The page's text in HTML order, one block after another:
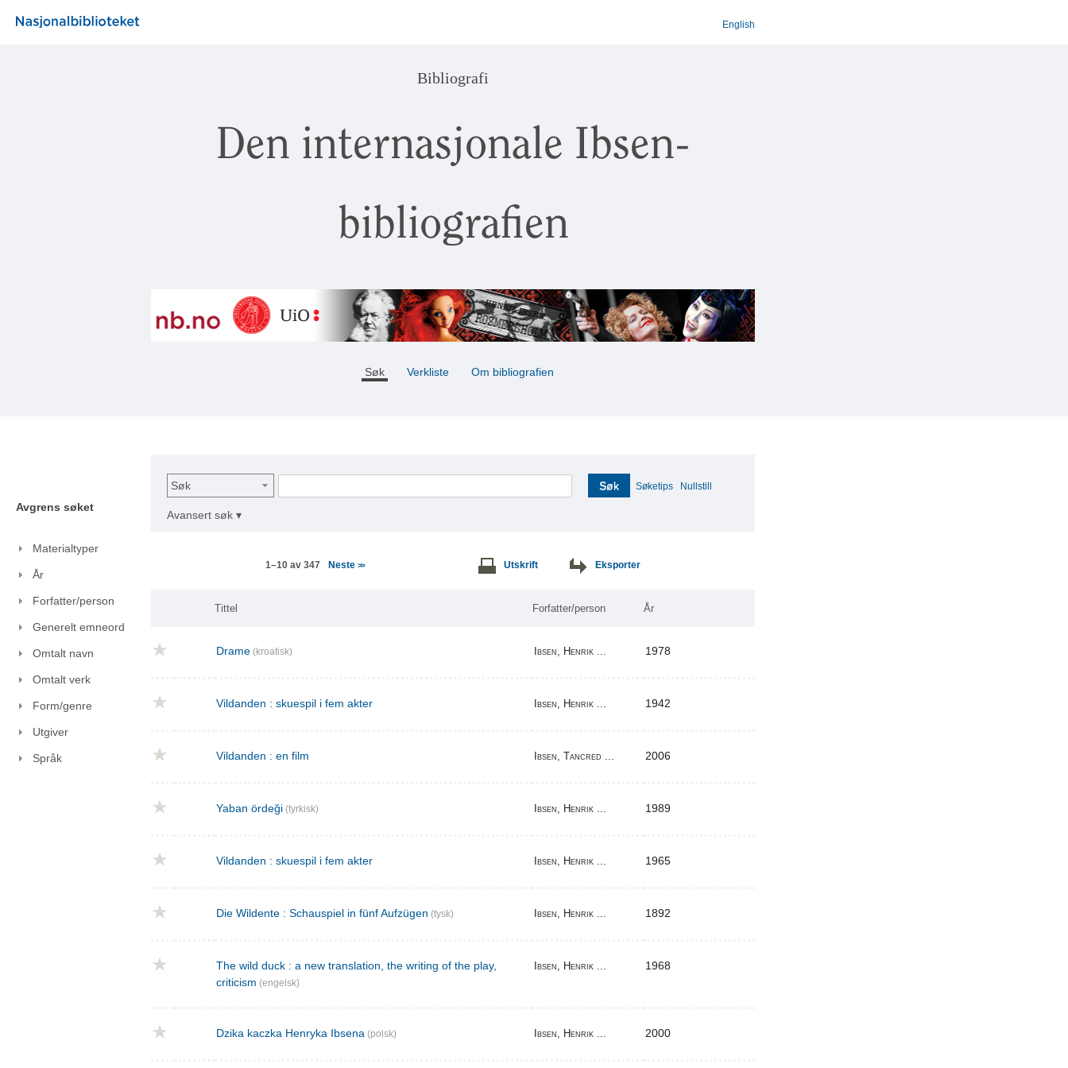
English
Bibliografi
Den internasjonale Ibsen-
bibliografien
Søk Verkliste Om bibliografien
Avgrens søket
Materialtyper
År
Forfatter/person
Generelt emneord
Omtalt navn
Omtalt verk
Form/genre
Utgiver
Språk
Søk Søk Søketips Nullstill
Avansert søk ▾
1–10 av 347 Neste >> Utskrift Eksporter
Tittel Forfatter/person År
Drame (kroatisk) Ibsen, Henrik ... 1978
Vildanden : skuespil i fem akter Ibsen, Henrik ... 1942
Vildanden : en film Ibsen, Tancred ... 2006
Yaban ördeği (tyrkisk) Ibsen, Henrik ... 1989
Vildanden : skuespil i fem akter Ibsen, Henrik ... 1965
Die Wildente : Schauspiel in fünf Aufzügen (tysk) Ibsen, Henrik ... 1892
The wild duck : a new translation, the writing of the play,
criticism (engelsk)
Ibsen, Henrik ... 1968
Dzika kaczka Henryka Ibsena (polsk) Ibsen, Henrik ... 2000